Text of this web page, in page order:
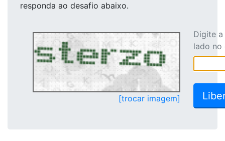
responda ao desafio abaixo.
[trocar imagem]
Digite
lado no